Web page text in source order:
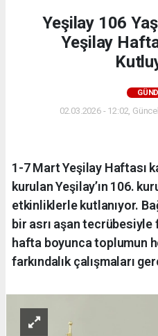
Yeşilay 106
Yeşilay
02.03.2026 - 12:02,
1-7 Mart Yeşilay Haftası
kurulan Yeşilay’ın 106.
etkinliklerle kutlanıyor.
bir asrı aşan
hafta boyunca toplumun
farkındalık çalışmaları